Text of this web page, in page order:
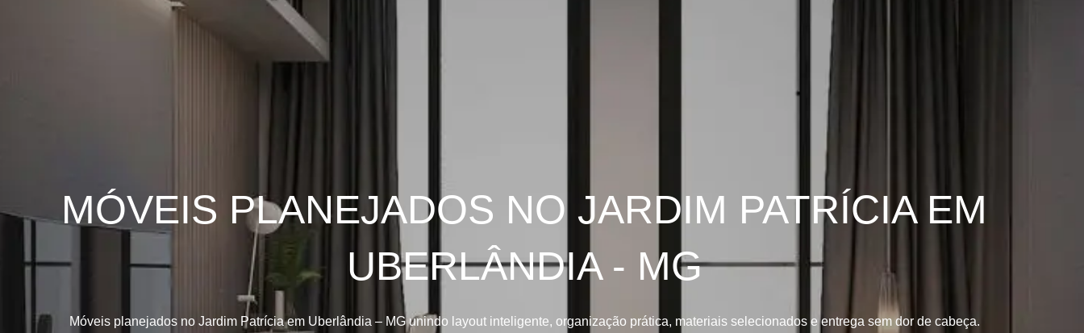
MÓVEIS PLANEJADOS NO JARDIM PATRÍCIA EM
UBERLÂNDIA - MG
Móveis planejados no Jardim Patrícia em Uberlândia – MG unindo layout inteligente, organização prática, materiais selecionados e entrega sem dor de cabeça.